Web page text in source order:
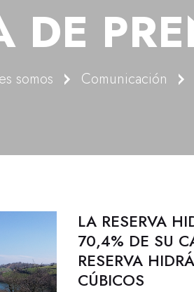
DE
somos Comunicación
LA RESERVA
70,4% DE SU
RESERVA
CÚBICOS